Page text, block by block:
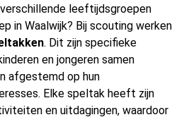
leeftijdsgroepen
in Waalwijk? Bij scouting werken
. Dit zijn specifieke
en jongeren samen
afgestemd op hun
Elke speltak heeft zijn
en uitdagingen, waardoor